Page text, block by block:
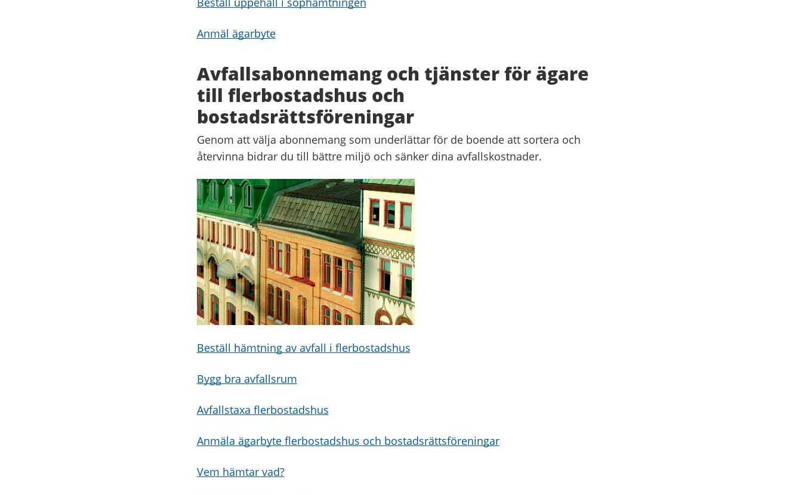
Anmäl ägarbyte
Avfallsabonnemang och tjänster för ägare
till flerbostadshus och
bostadsrättsföreningar
Genom att välja abonnemang som underlättar för de boende att sortera och
återvinna bidrar du till bättre miljö och sänker dina avfallskostnader.
Beställ hämtning av avfall i flerbostadshus
Bygg bra avfallsrum
Avfallstaxa flerbostadshus
Anmäla ägarbyte flerbostadshus och bostadsrättsföreningar
Vem hämtar vad?